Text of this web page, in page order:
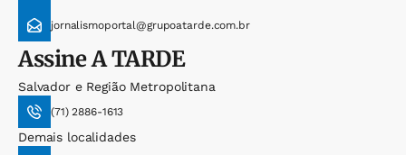
jornalismoportal@grupoatarde.com.br
AssineA TARDE
Salvador e Região Metropolitana
(71) 2886-1613
Demais localidades